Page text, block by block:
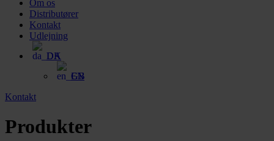
Om os
Distributører
Kontakt
Udlejning
DA
EN
Kontakt
Produkter